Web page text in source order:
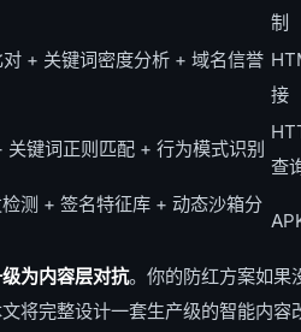
制
+ 关键词密度分析 + 域名信誉
接
关键词正则匹配 + 行为模式识别
查
测 + 签名特征库 + 动态沙箱分
为内容层对抗。你的防红方案如果
将完整设计一套生产级的智能内